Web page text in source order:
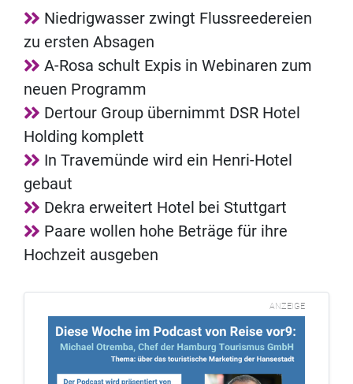
Niedrigwasser zwingt Flussreedereien
zu ersten Absagen
A-Rosa schult Expis in Webinaren zum
neuen Programm
Dertour Group übernimmt DSR Hotel
Holding komplett
In Travemünde wird ein Henri-Hotel
gebaut
Dekra erweitert Hotel bei Stuttgart
Paare wollen hohe Beträge für ihre
Hochzeit ausgeben
ANZEIGE